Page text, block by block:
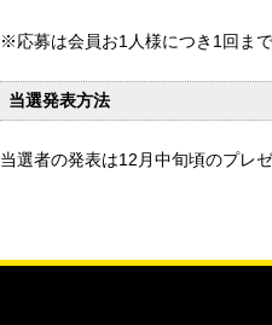
※応募は会員お1人様につき1回まで
当選発表方法
当選者の発表は12月中旬頃のプレ